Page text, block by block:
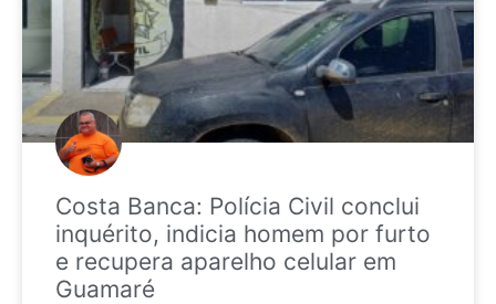
Costa Banca: Polícia Civil conclui
inquérito, indicia homem por furto
e recupera aparelho celular em
Guamaré